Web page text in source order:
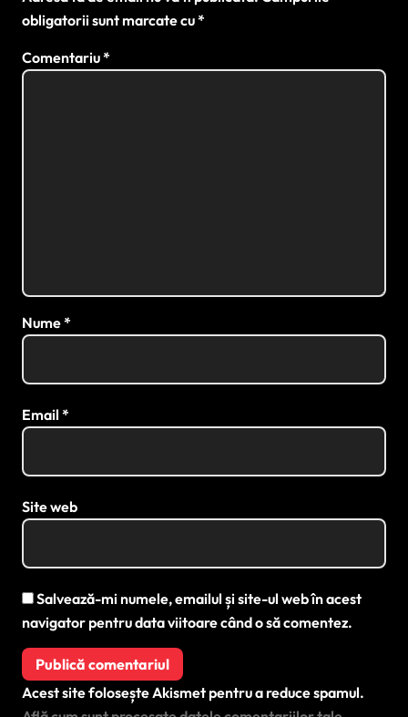
obligatorii sunt marcate cu*
Comentariu*
Nume*
Email *
Site web
Salvează-mi numele, emailul și site-ul web în acest
navigator pentru data viitoare când o să comentez.
Acest site folosește Akismet pentru a reduce spamul.